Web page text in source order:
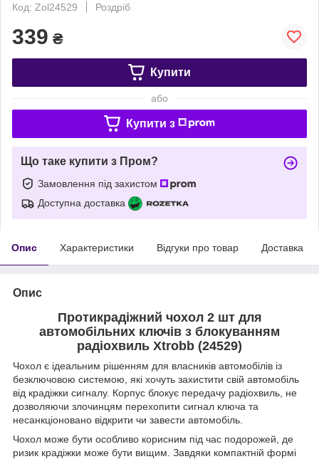
Код: Zol24529
Роздріб
339 ₴
Купити
або
Купити з
Що таке купити з Пром?
Замовлення під захистом
Доступна доставка
Опис Характеристики Відгуки про товар Доставка
Опис
Протикрадіжний чохол 2 шт для
автомобільних ключів з блокуванням
радіохвиль Xtrobb (24529)
Чохол є ідеальним рішенням для власників автомобілів із
безключовою системою, які хочуть захистити свій автомобіль
від крадіжки сигналу. Корпус блокує передачу радіохвиль, не
дозволяючи злочинцям перехопити сигнал ключа та
несанкціоновано відкрити чи завести автомобіль.
Чохол може бути особливо корисним під час подорожей, де
ризик крадіжки може бути вищим. Завдяки компактній формі